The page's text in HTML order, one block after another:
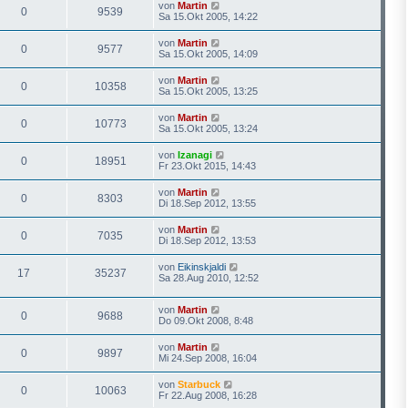
0 9539 von Martin
Sa 15.Okt 2005, 14:22
0 9577 von Martin
Sa 15.Okt 2005, 14:09
0 10358 von Martin
Sa 15.Okt 2005, 13:25
0 10773 von Martin
Sa 15.Okt 2005, 13:24
0 18951 von Izanagi
Fr 23.Okt 2015, 14:43
0 8303 von Martin
Di 18.Sep 2012, 13:55
0 7035 von Martin
Di 18.Sep 2012, 13:53
17 35237 von Eikinskjaldi
Sa 28.Aug 2010, 12:52
0 9688 von Martin
Do 09.Okt 2008, 8:48
0 9897 von Martin
Mi 24.Sep 2008, 16:04
0 10063 von Starbuck
Fr 22.Aug 2008, 16:28